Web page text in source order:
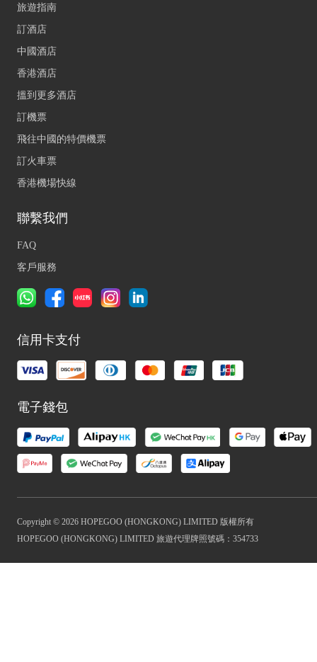
旅遊指南
訂酒店
中國酒店
香港酒店
搵到更多酒店
訂機票
飛往中國的特價機票
訂火車票
香港機場快線
聯繫我們
FAQ
客戶服務
信用卡支付
電子錢包
Copyright © 2026 HOPEGOO (HONGKONG) LIMITED 版權所有
HOPEGOO (HONGKONG) LIMITED 旅遊代理牌照號碼：354733